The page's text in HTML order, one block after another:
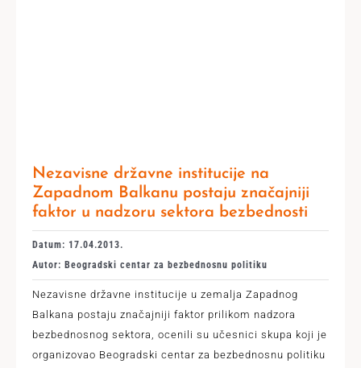
Nezavisne državne institucije na
Zapadnom Balkanu postaju značajniji
faktor u nadzoru sektora bezbednosti
Datum: 17.04.2013.
Autor: Beogradski centar za bezbednosnu politiku
Nezavisne državne institucije u zemalja Zapadnog
Balkana postaju značajniji faktor prilikom nadzora
bezbednosnog sektora, ocenili su učesnici skupa koji je
organizovao Beogradski centar za bezbednosnu politiku